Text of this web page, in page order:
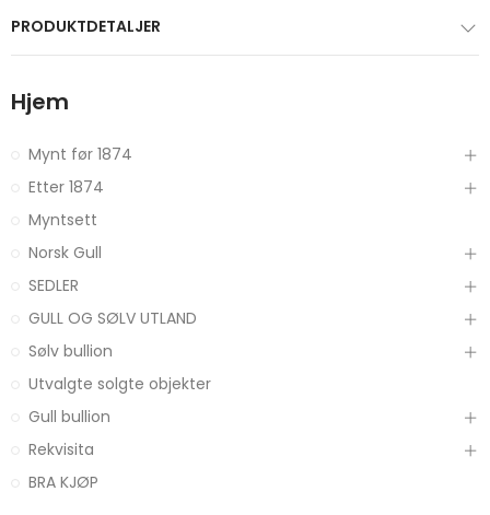
PRODUKTDETALJER
Hjem
Mynt før 1874
Etter 1874
Myntsett
Norsk Gull
SEDLER
GULL OG SØLV UTLAND
Sølv bullion
Utvalgte solgte objekter
Gull bullion
Rekvisita
BRA KJØP